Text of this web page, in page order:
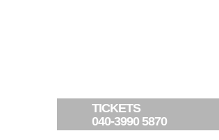
TICKETS
040-3990 5870